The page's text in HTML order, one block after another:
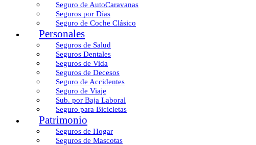
Seguro de AutoCaravanas
Seguros por Días
Seguro de Coche Clásico
Personales
Seguros de Salud
Seguros Dentales
Seguros de Vida
Seguros de Decesos
Seguro de Accidentes
Seguro de Viaje
Sub. por Baja Laboral
Seguro para Bicicletas
Patrimonio
Seguros de Hogar
Seguros de Mascotas